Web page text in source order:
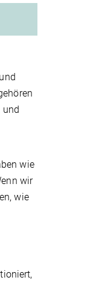
und
wie
wir
wie